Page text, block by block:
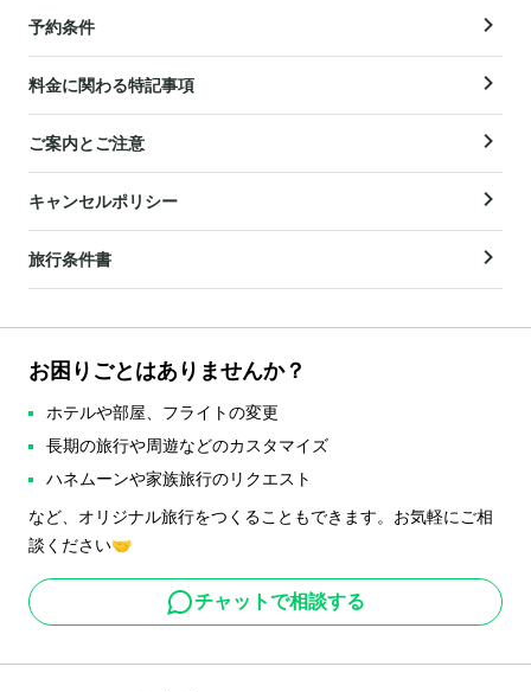
予約条件
料金に関わる特記事項
ご案内とご注意
キャンセルポリシー
旅行条件書
お困りごとはありませんか？
ホテルや部屋、フライトの変更
長期の旅行や周遊などのカスタマイズ
ハネムーンや家族旅行のリクエスト
など、オリジナル旅行をつくることもできます。お気軽にご相
談ください🤝
チャットで相談する